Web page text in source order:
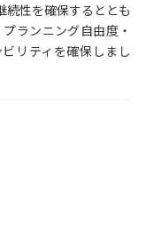
続性を確保するととも
ランニング自由度・
リティを確保しまし